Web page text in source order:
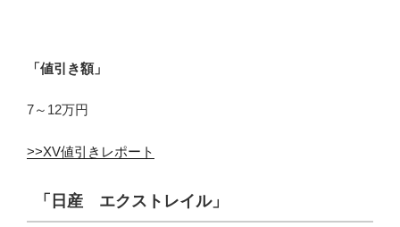
「値引き額」
7～12万円
>>XV値引きレポート
「日産 エクストレイル」